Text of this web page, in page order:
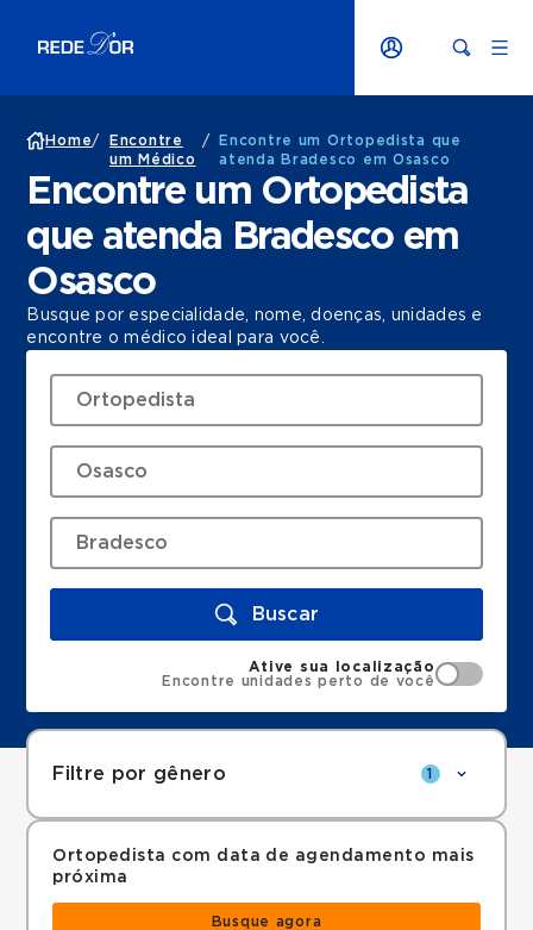
Home/
Encontre
um Médico
/
Encontre um Ortopedista que
atenda Bradesco em Osasco
Encontre um Ortopedista
que atenda Bradesco em
Osasco
Busque por especialidade, nome, doenças, unidades e
encontre o médico ideal para você.
Buscar
Ative sua localização
Encontre unidades perto de você
Filtre por gênero 1
Ortopedista com data de agendamento mais
próxima
Busque agora